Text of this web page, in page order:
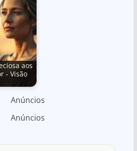
aos
- Visão
Anúncios
Anúncios